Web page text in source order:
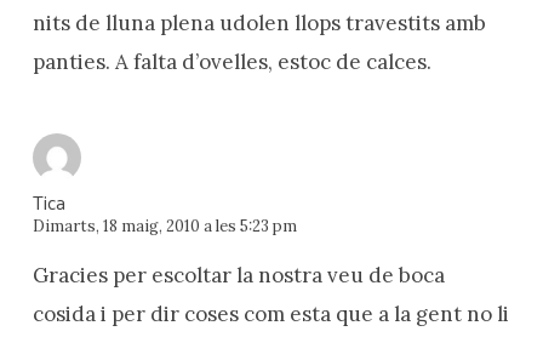
nits de lluna plena udolen llops travestits amb
panties. A falta d’ovelles, estoc de calces.
Tica
Dimarts, 18 maig, 2010 a les 5:23 pm
Gracies per escoltar la nostra veu de boca
cosida i per dir coses com esta que a la gent no li